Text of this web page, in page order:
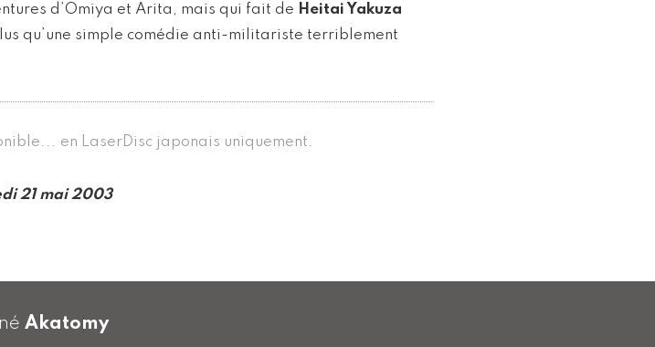
d’Omiya et Arita, mais qui fait de Heitai Yakuza
qu’une simple comédie anti-militariste terriblement
en LaserDisc japonais uniquement.
21 mai 2003
Akatomy